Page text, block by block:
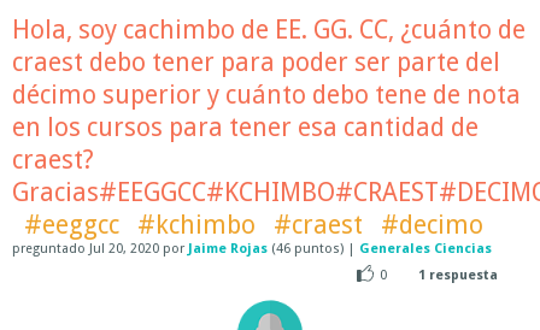
Hola, soy cachimbo de EE. GG. CC, ¿cuánto de
craest debo tener para poder ser parte del
décimo superior y cuánto debo tene de nota
en los cursos para tener esa cantidad de
craest?
#eeggcc
#kchimbo #craest #decimo
preguntado Jul 20, 2020 por Jaime Rojas (46 puntos) | Generales Ciencias
0
1 respuesta